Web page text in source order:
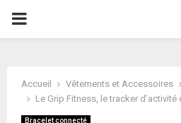
PRIMARY
Accueil Vêtements et Accessoires
Le Grip Fitness, le tracker d’activité
Bracelet connecté